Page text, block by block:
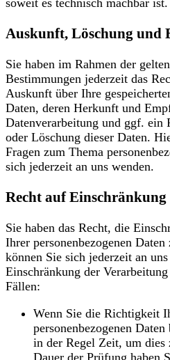
Auskunft, Löschung und
Sie haben im Rahmen der
Bestimmungen jederzeit das
Auskunft über Ihre
Daten, deren Herkunft und
Datenverarbeitung und ggf. ein
oder Löschung dieser Daten.
Fragen zum Thema
sich jederzeit an uns wenden.
Recht auf
Sie haben das Recht, die
Ihrer personenbezogenen
können Sie sich jederzeit an
Einschränkung der
Fällen:
Wenn Sie die Richtigkeit
personenbezogenen
in der Regel Zeit, um dies